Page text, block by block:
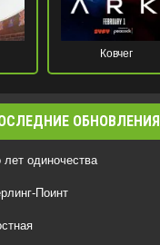
Ковчег
ОБНОВЛЕНИЯ
лет одиночества
Поинт